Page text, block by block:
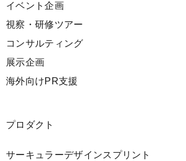
イベント企画
視察・研修ツアー
コンサルティング
展示企画
海外向けPR支援
プロダクト
サーキュラーデザインスプリント